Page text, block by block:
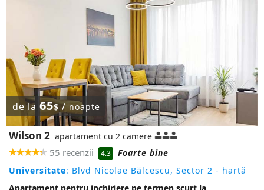
de la 65$/ noapte
Wilson 2 apartament cu 2 camere
55 recenzii 4.3
Foarte bine
Universitate: Blvd Nicolae Bălcescu, Sector 2 - hartă